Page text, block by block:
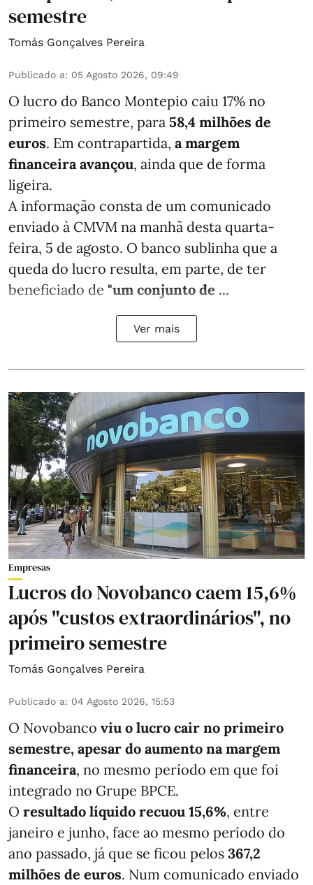
semestre
Tomás Gonçalves Pereira
Publicado a: 05 Agosto 2026, 09:49
O lucro do Banco Montepio caiu 17% no
primeiro semestre, para 58,4 milhões de
euros. Em contrapartida, a margem
financeira avançou, ainda que de forma
ligeira.
A informação consta de um comunicado
enviado à CMVM na manhã desta quarta-
feira, 5 de agosto. O banco sublinha que a
queda do lucro resulta, em parte, de ter
beneficiado de "um conjunto de ...
Ver mais
Empresas
Lucros do Novobanco caem 15,6%
após "custos extraordinários", no
primeiro semestre
Tomás Gonçalves Pereira
Publicado a: 04 Agosto 2026, 15:53
O Novobanco viu o lucro cair no primeiro
semestre, apesar do aumento na margem
financeira, no mesmo período em que foi
integrado no Grupe BPCE.
O resultado líquido recuou 15,6%, entre
janeiro e junho, face ao mesmo período do
ano passado, já que se ficou pelos 367,2
milhões de euros. Num comunicado enviado